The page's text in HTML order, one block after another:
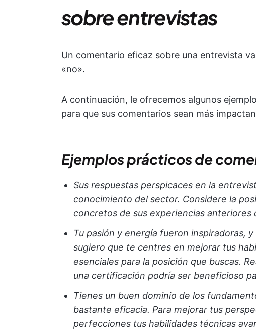
sobre entrevistas
Un comentario eficaz sobre una entrevista
«no».
A continuación, le ofrecemos algunos
para que sus comentarios sean más
Ejemplos prácticos de
Sus respuestas perspicaces en la
conocimiento del sector. Considere la
concretos de sus experiencias anteriores
Tu pasión y energía fueron inspiradoras,
sugiero que te centres en mejorar tus
esenciales para la posición que buscas.
una certificación podría ser beneficioso
Tienes un buen dominio de los
bastante eficacia. Para mejorar tus
perfecciones tus habilidades técnicas